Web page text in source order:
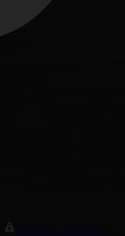
Nieuwe uitgaven